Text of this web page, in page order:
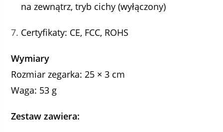
na zewnątrz, tryb cichy (wyłączony)
Certyfikaty: CE, FCC, ROHS
Wymiary
Rozmiar zegarka: 25 × 3 cm
Waga: 53 g
Zestaw zawiera: